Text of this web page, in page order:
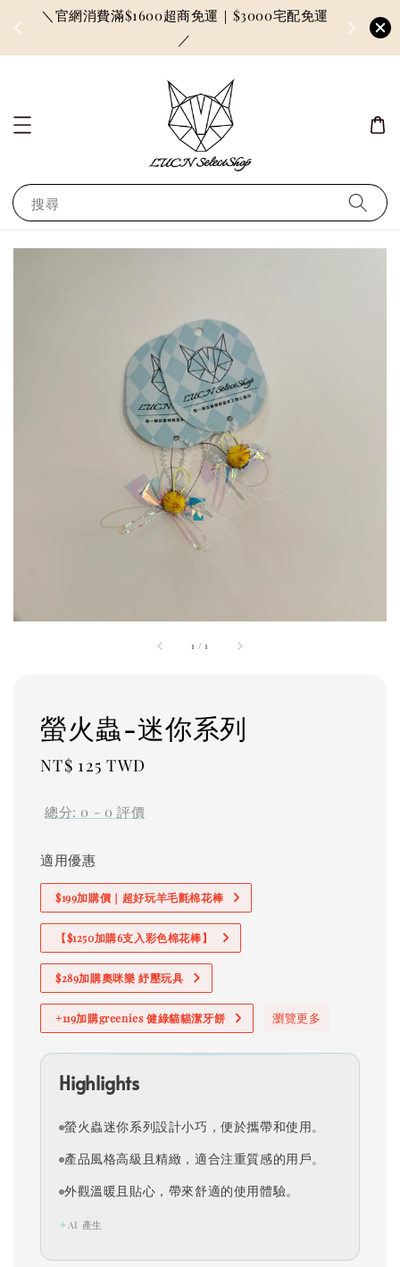
＼官網消費滿$1600超商免運｜$3000宅配免運
／
因訂單
搜尋
1 /1
螢火蟲-迷你系列
Regular
NT$ 125 TWD
總分: 0 - 0 評價
適用優惠
$199加購價｜超好玩羊毛氈棉花棒
【$1250加購6支入彩色棉花棒】
$289加購奧咪樂 紓壓玩具
+119加購greenies 健綠貓貓潔牙餅 瀏覽更多
Highlights
螢火蟲迷你系列設計小巧，便於攜帶和使用。
產品風格高級且精緻，適合注重質感的用戶。
外觀溫暖且貼心，帶來舒適的使用體驗。
✦ AI 產生